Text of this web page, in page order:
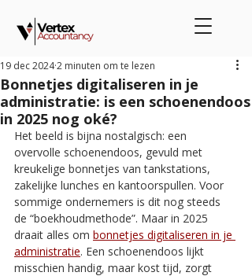
Bonnetjes digitaliseren in je
administratie: is een schoenendoos
in 2025 nog oké?
19 dec 20242 minuten om te lezen
Het beeld is bijna nostalgisch: een
overvolle schoenendoos, gevuld met
kreukelige bonnetjes van tankstations,
zakelijke lunches en kantoorspullen. Voor
sommige ondernemers is dit nog steeds
de “boekhoudmethode”. Maar in 2025
draait alles om bonnetjes digitaliseren in je
administratie. Een schoenendoos lijkt
misschien handig, maar kost tijd, zorgt